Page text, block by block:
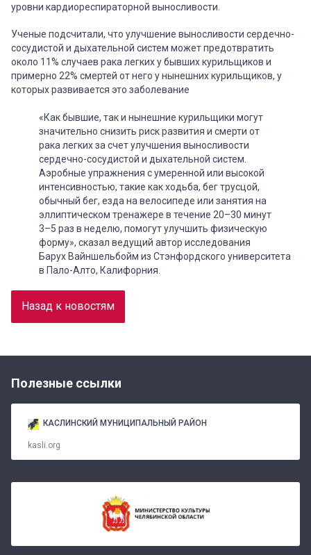
уровни кардиореспираторной выносливости.
Ученые подсчитали, что улучшение выносливости сердечно-
сосудистой и дыхательной систем может предотвратить
около 11% случаев рака легких у бывших курильщиков и
примерно 22% смертей от него у нынешних курильщиков, у
которых развивается это заболевание
«Как бывшие, так и нынешние курильщики могут
значительно снизить риск развития и смерти от
рака легких за счет улучшения выносливости
сердечно-сосудистой и дыхательной систем.
Аэробные упражнения с умеренной или высокой
интенсивностью, такие как ходьба, бег трусцой,
обычный бег, езда на велосипеде или занятия на
эллиптическом тренажере в течение 20–30 минут
3–5 раз в неделю, помогут улучшить физическую
форму», сказал ведущий автор исследования
Барух Вайншельбойм из Стэнфордского университета
в Пало-Алто, Калифорния.
Назад к новостям
Полезные ссылки
КАСЛИНСКИЙ МУНИЦИПАЛЬНЫЙ РАЙОН
kasli.org